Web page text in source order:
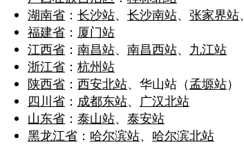
湖南省 ： 长沙站、 长沙南站、 张家界站、
福建省 ： 厦门站
江西省 ： 南昌站、 南昌西站、 九江站
浙江省 ： 杭州站
陕西省 ： 西安北站、华山站（孟塬站）
四川省 ： 成都东站、 广汉北站
山东省 ： 泰山站、 泰安站
黑龙江省 ： 哈尔滨站、 哈尔滨北站